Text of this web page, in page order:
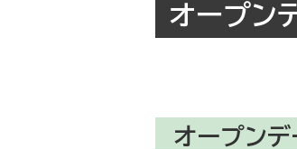
オープン
オープンデ